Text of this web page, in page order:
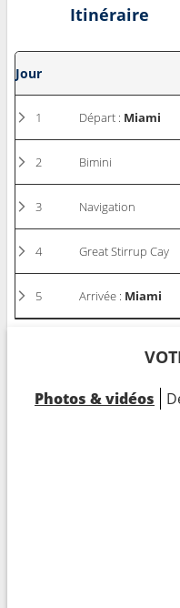
Itinéraire
Jour
1 Départ : Miami
2 Bimini
3 Navigation
4 Great Stirrup Cay
5 Arrivée : Miami
Photos & vidéos